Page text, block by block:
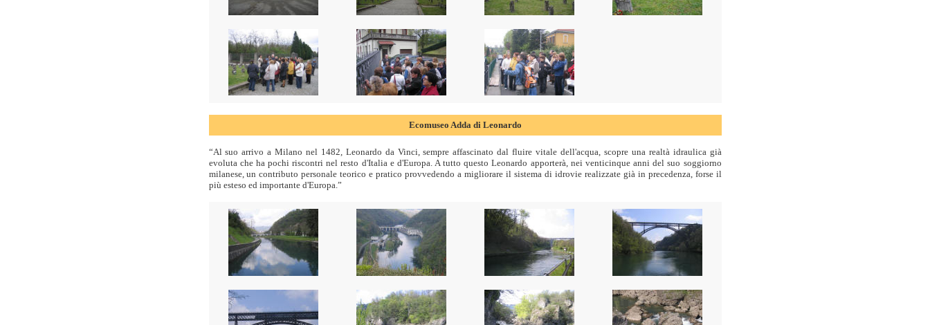
Ecomuseo Adda di Leonardo
“Al suo arrivo a Milano nel 1482, Leonardo da Vinci, sempre affascinato dal fluire vitale dell'acqua, scopre una realtà idraulica già
evoluta che ha pochi riscontri nel resto d'Italia e d'Europa. A tutto questo Leonardo apporterà, nei venticinque anni del suo soggiorno
milanese, un contributo personale teorico e pratico provvedendo a migliorare il sistema di idrovie realizzate già in precedenza, forse il
più esteso ed importante d'Europa.”